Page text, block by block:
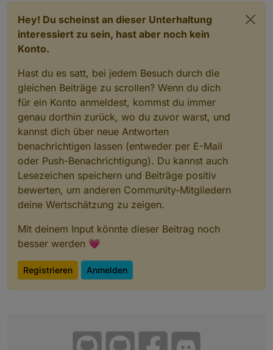
Hey! Du scheinst an dieser Unterhaltung
interessiert zu sein, hast aber noch kein
Konto.
Hast du es satt, bei jedem Besuch durch die
gleichen Beiträge zu scrollen? Wenn du dich
für ein Konto anmeldest, kommst du immer
genau dorthin zurück, wo du zuvor warst, und
kannst dich über neue Antworten
benachrichtigen lassen (entweder per E-Mail
oder Push-Benachrichtigung). Du kannst auch
Lesezeichen speichern und Beiträge positiv
bewerten, um anderen Community-Mitgliedern
deine Wertschätzung zu zeigen.
Mit deinem Input könnte dieser Beitrag noch
besser werden 💗
Registrieren Anmelden